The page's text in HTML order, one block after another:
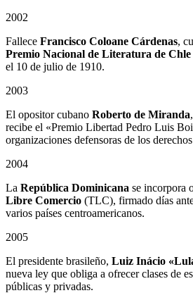
2002
Fallece Francisco Coloane Cárdenas,
Premio Nacional de Literatura de Chle
el 10 de julio de 1910.
2003
El opositor cubano Roberto de Miranda
recibe el «Premio Libertad Pedro Luis
organizaciones defensoras de los
2004
La República Dominicana se incorpora
Libre Comercio (TLC), firmado días
varios países centroamericanos.
2005
El presidente brasileño, Luiz Inácio
nueva ley que obliga a ofrecer clases de
públicas y privadas.